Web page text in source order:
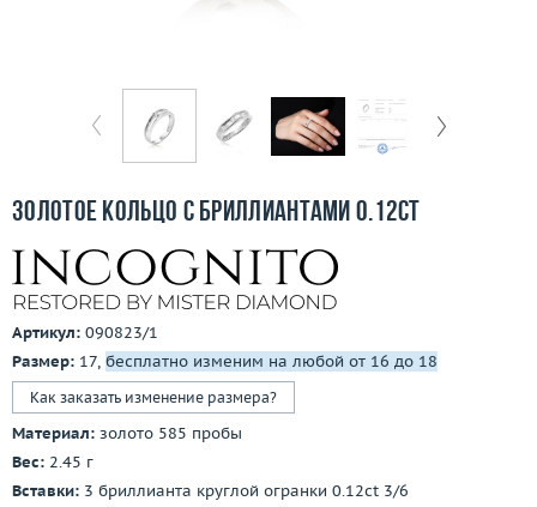
О компании
3D-тур по шоуруму
Заказать звонок
Золотое кольцо с бриллиантами 0.12ct
Артикул: 090823/1
Размер: 17, бесплатно изменим на любой от 16 до 18
Как заказать изменение размера?
Материал: золото 585 пробы
Вес: 2.45 г
Вставки: 3 бриллианта круглой огранки 0.12ct 3/6